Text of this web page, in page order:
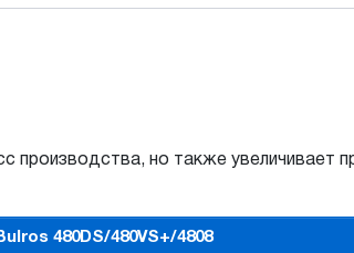
производства, но также увеличивает
480DS/480VS+/4808